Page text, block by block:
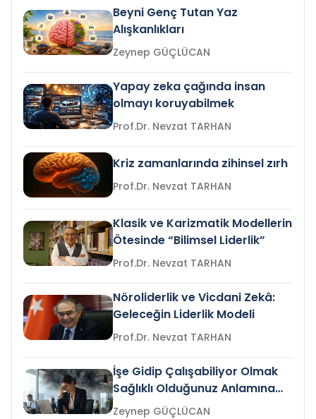
Beyni Genç Tutan Yaz
Alışkanlıkları
Zeynep GÜÇLÜCAN
Yapay zeka çağında insan
olmayı koruyabilmek
Prof.Dr. Nevzat TARHAN
Kriz zamanlarında zihinsel zırh
Prof.Dr. Nevzat TARHAN
Klasik ve Karizmatik Modellerin
Ötesinde “Bilimsel Liderlik”
Prof.Dr. Nevzat TARHAN
Nöroliderlik ve Vicdani Zekâ:
Geleceğin Liderlik Modeli
Prof.Dr. Nevzat TARHAN
İşe Gidip Çalışabiliyor Olmak
Sağlıklı Olduğunuz Anlamına
Gelir mi?Zeynep GÜÇLÜCAN